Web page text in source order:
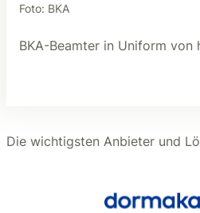
Foto: BKA
BKA-Beamter in Uniform von
Die wichtigsten Anbieter und